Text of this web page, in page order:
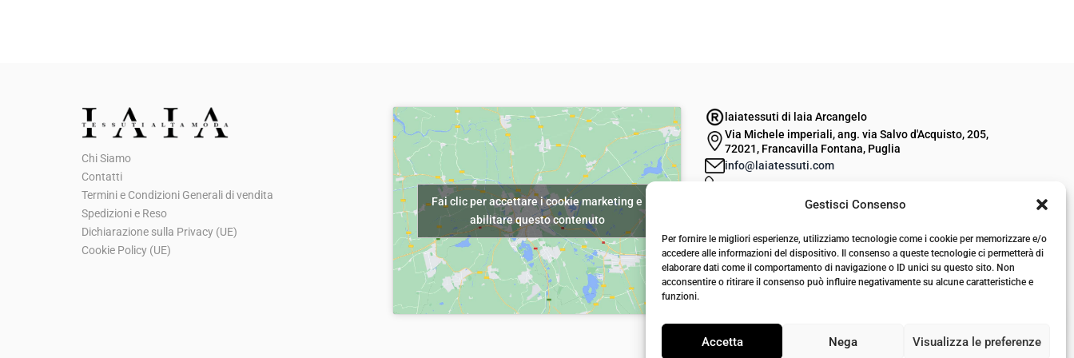
Gestisci Consenso
Per fornire le migliori esperienze, utilizziamo tecnologie come i cookie per memorizzare e/o
accedere alle informazioni del dispositivo. Il consenso a queste tecnologie ci permetterà di
elaborare dati come il comportamento di navigazione o ID unici su questo sito. Non
acconsentire o ritirare il consenso può influire negativamente su alcune caratteristiche e
funzioni.
Accetta Nega Visualizza le preferenze
o
o
r
i
n
a
a
l
e
Chi Siamo
Contatti
Termini e Condizioni Generali di vendita
Spedizioni e Reso
Dichiarazione sulla Privacy (UE)
Cookie Policy (UE)
Fai clic per accettare i cookie marketing e
abilitare questo contenuto
laiatessuti di laia Arcangelo
Via Michele imperiali, ang. via Salvo d'Acquisto, 205,
72021, Francavilla Fontana, Puglia
info@laiatessuti.com
P.IVA 02486100742